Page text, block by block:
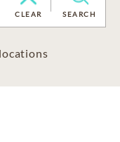
CLEAR SEARCH